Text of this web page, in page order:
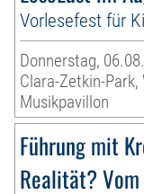
Vorlesefest für
Donnerstag,
Clara-Zetkin-
Musikpavillon
Führung mit
Realität?